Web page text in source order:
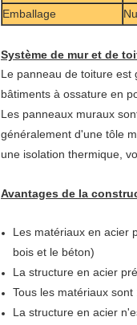
Emballage
Système de mur et de
Le panneau de toiture est
bâtiments à ossature en
Les panneaux muraux
généralement d'une tôle
une isolation thermique,
Avantages de la
Les matériaux en acier
bois et le béton)
La structure en acier
Tous les matériaux sont
La structure en acier